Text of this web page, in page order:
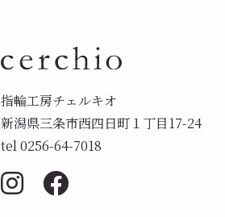
指輪工房チェルキオ
新潟県三条市西四日町１丁目17-24
tel 0256-64-7018